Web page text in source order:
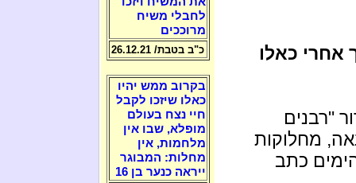
אחרי כאלו
"רבנים
מחלוקות
כתב
לחבלי משיח
מרוככים
כ"ב בטבת/ 26.12.21
בקרוב ממש יהיו
כאלו שיזכו לקבל
חיי נצח בעולם
מופלא, שבו אין
מלחמות, אין
מחלות: המבוגר
ייראה כנער בן 16